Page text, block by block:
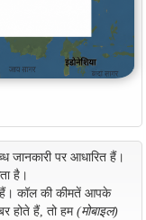
जानकारी पर आधारित हैं।
है।
हैं। कॉल की कीमतें आपके
होते हैं, तो हम(मोबाइल)